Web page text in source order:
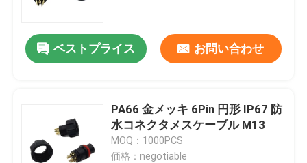
品質管理
引用を要求しなさい
ベストプライス お問い合わせ
PA66 金メッキ 6Pin 円形 IP67 防
水コネクタメスケーブル M13
MOQ：1000PCS
価格：negotiable